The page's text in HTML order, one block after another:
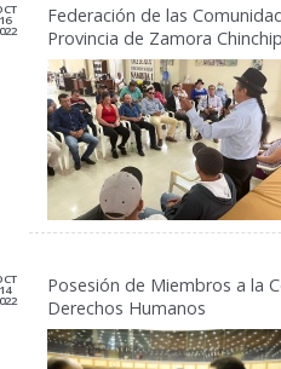
16
Federación de las
Provincia de Zamora
14
Posesión de Miembros a la
Derechos Humanos